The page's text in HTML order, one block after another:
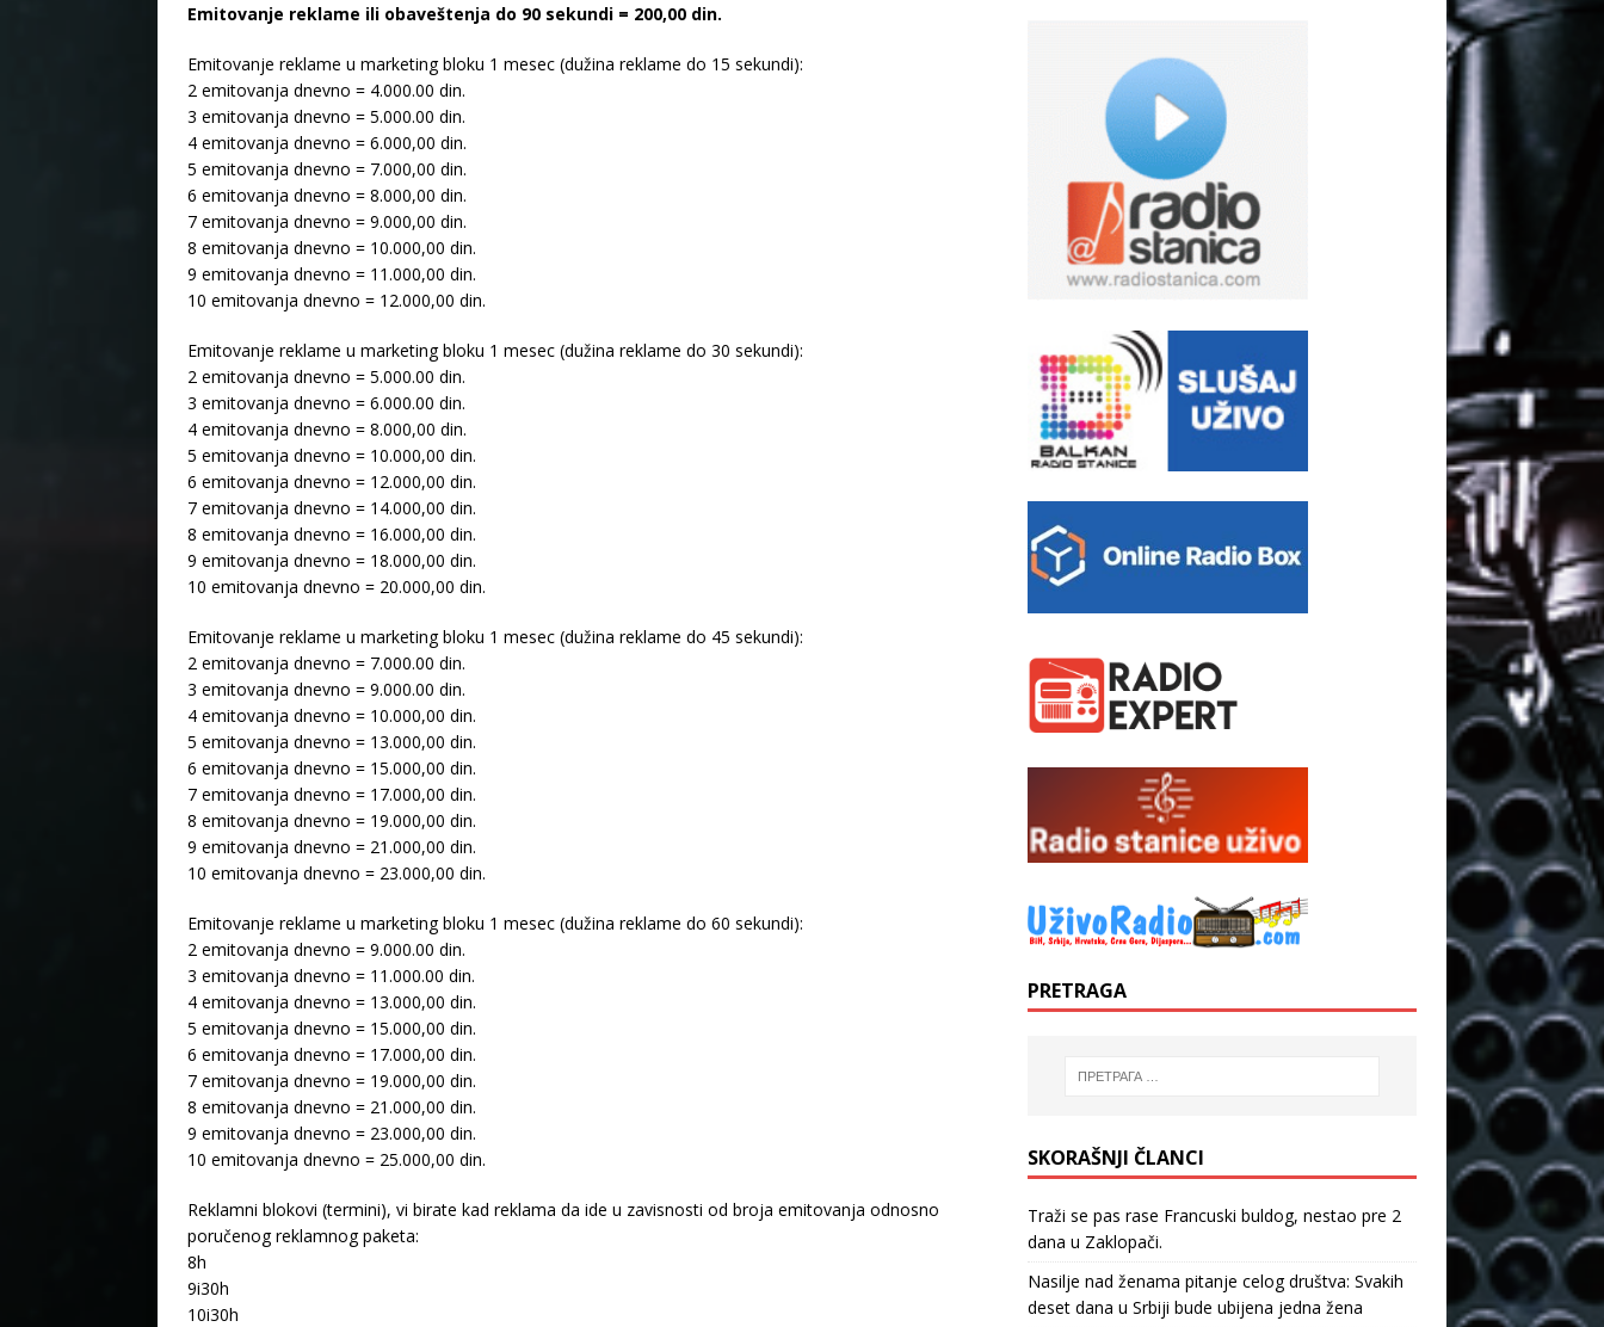
Emitovanje reklame ili obaveštenja do 90 sekundi = 200,00 din.
Emitovanje reklame u marketing bloku 1 mesec (dužina reklame do 15 sekundi):
2 emitovanja dnevno = 4.000.00 din.
3 emitovanja dnevno = 5.000.00 din.
4 emitovanja dnevno = 6.000,00 din.
5 emitovanja dnevno = 7.000,00 din.
6 emitovanja dnevno = 8.000,00 din.
7 emitovanja dnevno = 9.000,00 din.
8 emitovanja dnevno = 10.000,00 din.
9 emitovanja dnevno = 11.000,00 din.
10 emitovanja dnevno = 12.000,00 din.
Emitovanje reklame u marketing bloku 1 mesec (dužina reklame do 30 sekundi):
2 emitovanja dnevno = 5.000.00 din.
3 emitovanja dnevno = 6.000.00 din.
4 emitovanja dnevno = 8.000,00 din.
5 emitovanja dnevno = 10.000,00 din.
6 emitovanja dnevno = 12.000,00 din.
7 emitovanja dnevno = 14.000,00 din.
8 emitovanja dnevno = 16.000,00 din.
9 emitovanja dnevno = 18.000,00 din.
10 emitovanja dnevno = 20.000,00 din.
Emitovanje reklame u marketing bloku 1 mesec (dužina reklame do 45 sekundi):
2 emitovanja dnevno = 7.000.00 din.
3 emitovanja dnevno = 9.000.00 din.
4 emitovanja dnevno = 10.000,00 din.
5 emitovanja dnevno = 13.000,00 din.
6 emitovanja dnevno = 15.000,00 din.
7 emitovanja dnevno = 17.000,00 din.
8 emitovanja dnevno = 19.000,00 din.
9 emitovanja dnevno = 21.000,00 din.
10 emitovanja dnevno = 23.000,00 din.
Emitovanje reklame u marketing bloku 1 mesec (dužina reklame do 60 sekundi):
2 emitovanja dnevno = 9.000.00 din.
3 emitovanja dnevno = 11.000.00 din.
4 emitovanja dnevno = 13.000,00 din.
5 emitovanja dnevno = 15.000,00 din.
6 emitovanja dnevno = 17.000,00 din.
7 emitovanja dnevno = 19.000,00 din.
8 emitovanja dnevno = 21.000,00 din.
9 emitovanja dnevno = 23.000,00 din.
10 emitovanja dnevno = 25.000,00 din.
Reklamni blokovi (termini), vi birate kad reklama da ide u zavisnosti od broja emitovanja odnosno
poručenog reklamnog paketa:
8h
9i30h
10i30h
PRETRAGA
SKORAŠNJI ČLANCI
Traži se pas rase Francuski buldog, nestao pre 2
dana u Zaklopači.
Nasilje nad ženama pitanje celog društva: Svakih
deset dana u Srbiji bude ubijena jedna žena